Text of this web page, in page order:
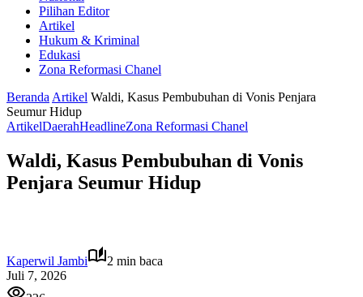
Pilihan Editor
Artikel
Hukum & Kriminal
Edukasi
Zona Reformasi Chanel
Beranda Artikel Waldi, Kasus Pembubuhan di Vonis Penjara
Seumur Hidup
ArtikelDaerahHeadlineZona Reformasi Chanel
Waldi, Kasus Pembubuhan di Vonis
Penjara Seumur Hidup
Kaperwil Jambi
2 min baca
Juli 7, 2026